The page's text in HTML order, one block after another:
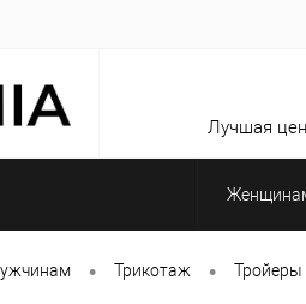
Лучшая
• Трикотаж • Тройеры